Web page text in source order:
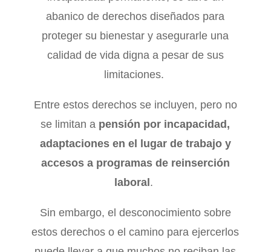
abanico de derechos diseñados para
proteger su bienestar y asegurarle una
calidad de vida digna a pesar de sus
limitaciones.
Entre estos derechos se incluyen, pero no
se limitan a pensión por incapacidad,
adaptaciones en el lugar de trabajo y
accesos a programas de reinserción
laboral.
Sin embargo, el desconocimiento sobre
estos derechos o el camino para ejercerlos